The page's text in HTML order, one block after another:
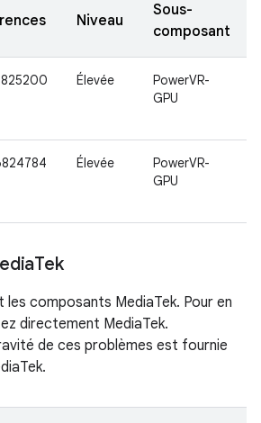
Niveau
Sous-
composant
Élevée
PowerVR-
GPU
Élevée
PowerVR-
GPU
Tek
composants MediaTek. Pour en
directement MediaTek.
de ces problèmes est fournie